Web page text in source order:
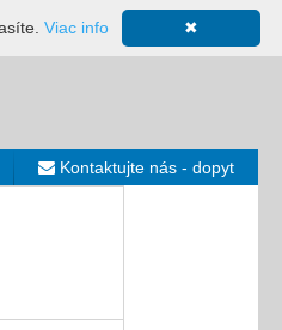
ložísk Neplatiči
Kontaktujte nás - dopyt
✖
Viac info